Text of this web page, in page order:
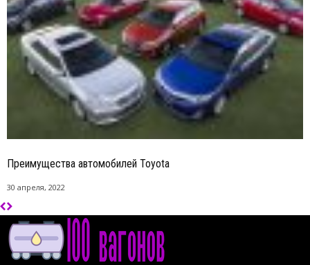
Преимущества автомобилей Toyota
30 апреля, 2022